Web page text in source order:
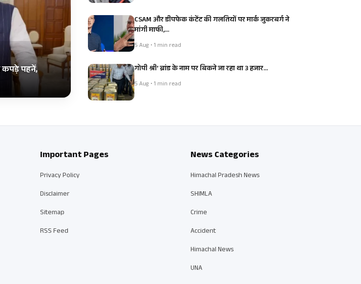
कपड़े पहनें,
CSAM और डीपफेक कंटेंट की गलतियों पर मार्क जुकरबर्ग ने
मांगी माफी,…
5 Aug • 1 min read
गोपी श्री’ ब्रांड के नाम पर बिकने जा रहा था 3 हजार…
5 Aug • 1 min read
Important Pages
Privacy Policy
Disclaimer
Sitemap
RSS Feed
News Categories
Himachal Pradesh News
SHIMLA
Crime
Accident
Himachal News
UNA